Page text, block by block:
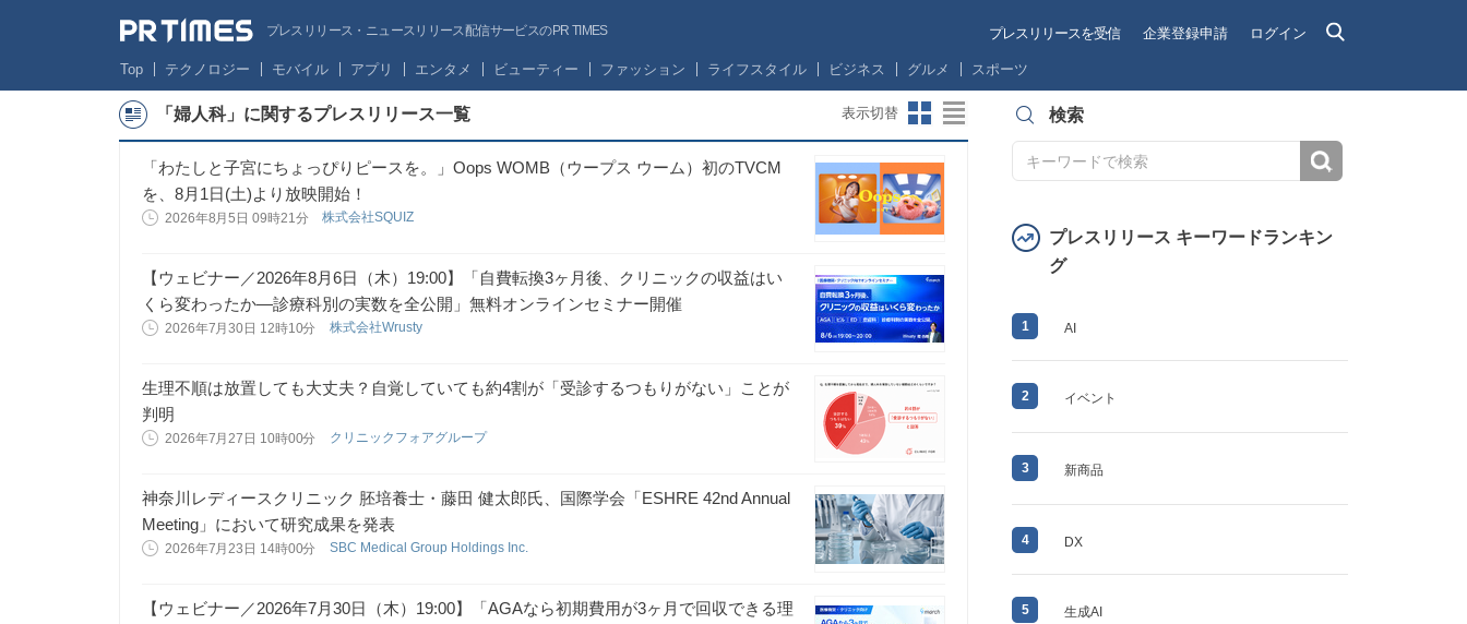
プレスリリース・ニュースリリース配信サービスのPR TIMES プレスリリースを受信 企業登録申請 ログイン
Top テクノロジー モバイル アプリ エンタメ ビューティー ファッション ライフスタイル ビジネス グルメ スポーツ
「婦人科」に関するプレスリリース一覧 表示切替
「わたしと子宮にちょっぴりピースを。」Oops WOMB（ウープス ウーム）初のTVCM
を、8月1日(土)より放映開始！
2026年8月5日 09時21分 株式会社SQUIZ
【ウェビナー／2026年8月6日（木）19:00】「自費転換3ヶ月後、クリニックの収益はい
くら変わったか—診療科別の実数を全公開」無料オンラインセミナー開催
2026年7月30日 12時10分 株式会社Wrusty
生理不順は放置しても大丈夫？自覚していても約4割が「受診するつもりがない」ことが
判明
2026年7月27日 10時00分 クリニックフォアグループ
神奈川レディースクリニック 胚培養士・藤田 健太郎氏、国際学会「ESHRE 42nd Annual
Meeting」において研究成果を発表
2026年7月23日 14時00分 SBC Medical Group Holdings Inc.
【ウェビナー／2026年7月30日（木）19:00】「AGAなら初期費用が3ヶ月で回収できる理
検索
プレスリリース キーワードランキン
グ
1 AI
2 イベント
3 新商品
4 DX
5 生成AI